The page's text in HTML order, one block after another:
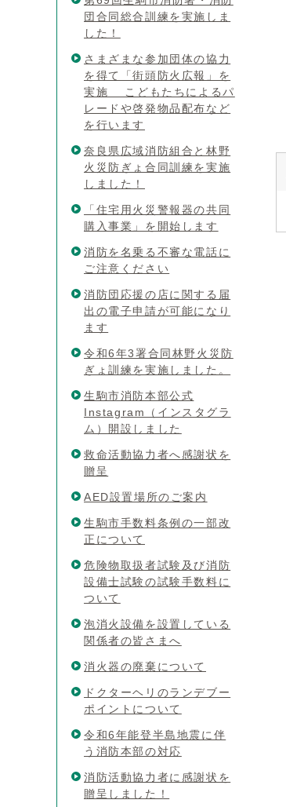
団合同総合訓練を実施しま
した！
さまざまな参加団体の協力
を得て「街頭防火広報」を
実施 こどもたちによるパ
レードや啓発物品配布など
を行います
奈良県広域消防組合と林野
火災防ぎょ合同訓練を実施
しました！
「住宅用火災警報器の共同
購入事業」を開始します
消防を名乗る不審な電話に
ご注意ください
消防団応援の店に関する届
出の電子申請が可能になり
ます
令和6年3署合同林野火災防
ぎょ訓練を実施しました。
生駒市消防本部公式
Instagram（インスタグラ
ム）開設しました
救命活動協力者へ感謝状を
贈呈
AED設置場所のご案内
生駒市手数料条例の一部改
正について
危険物取扱者試験及び消防
設備士試験の試験手数料に
ついて
泡消火設備を設置している
関係者の皆さまへ
消火器の廃棄について
ドクターヘリのランデブー
ポイントについて
令和6年能登半島地震に伴
う消防本部の対応
消防活動協力者に感謝状を
贈呈しました！